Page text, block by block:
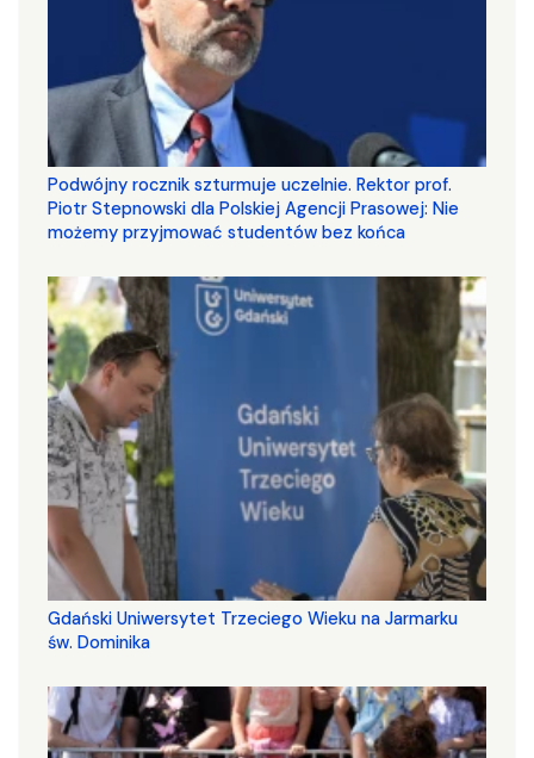
Podwójny rocznik szturmuje uczelnie. Rektor prof.
Piotr Stepnowski dla Polskiej Agencji Prasowej: Nie
możemy przyjmować studentów bez końca
Gdański Uniwersytet Trzeciego Wieku na Jarmarku
św. Dominika